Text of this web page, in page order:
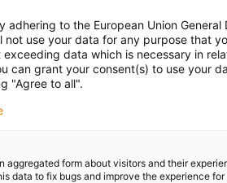
to the European Union General
not use your data for any purpose that
data which is necessary in
can grant your consent(s) to use your
"Agree to all".
aggregated form about visitors and their
data to fix bugs and improve the experience for